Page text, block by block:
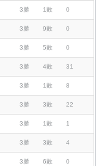
3勝 1敗 0
3勝 9敗 0
3勝 5敗 0
3勝 4敗 31
3勝 1敗 8
3勝 3敗 22
3勝 1敗 1
3勝 3敗 4
3勝 6敗 0